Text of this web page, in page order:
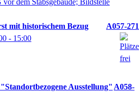
mit historischem Bezug
A057-271
- 15:00
Ausstellung" A058-